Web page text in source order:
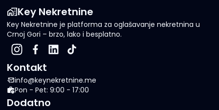
Key Nekretnine
Key Nekretnine je platforma za oglašavanje nekretnina u
Crnoj Gori – brzo, lako i besplatno.
Kontakt
info@keynekretnine.me
Pon - Pet: 9:00 - 17:00
Dodatno